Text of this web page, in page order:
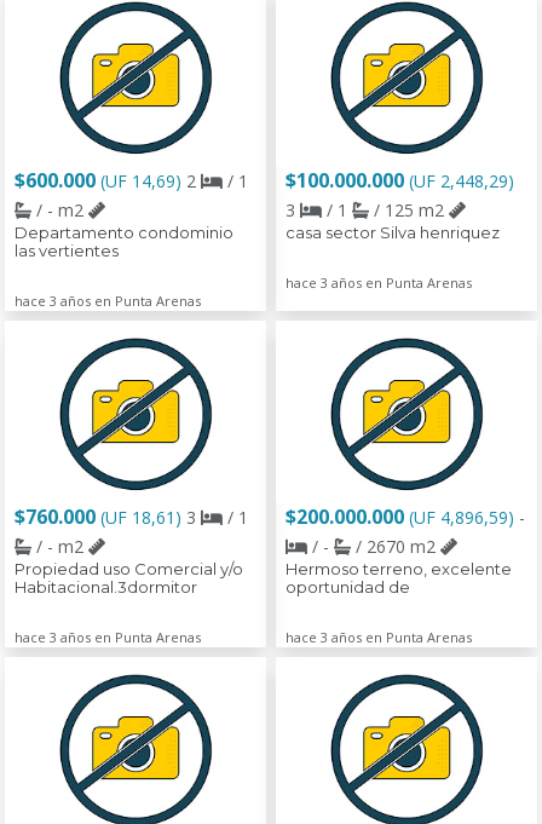
$600.000 (UF 14,69) 2
/ 1
/ - m2
Departamento condominio
las vertientes
hace 3 años en Punta Arenas
$100.000.000 (UF 2,448,29)
3
/ 1 / 125 m2
casa sector Silva henriquez
hace 3 años en Punta Arenas
$760.000 (UF 18,61) 3
/ 1
/ - m2
Propiedad uso Comercial y/o
Habitacional.3dormitor
hace 3 años en Punta Arenas
$200.000.000 (UF 4,896,59) -
/ -
/ 2670 m2
Hermoso terreno, excelente
oportunidad de
hace 3 años en Punta Arenas